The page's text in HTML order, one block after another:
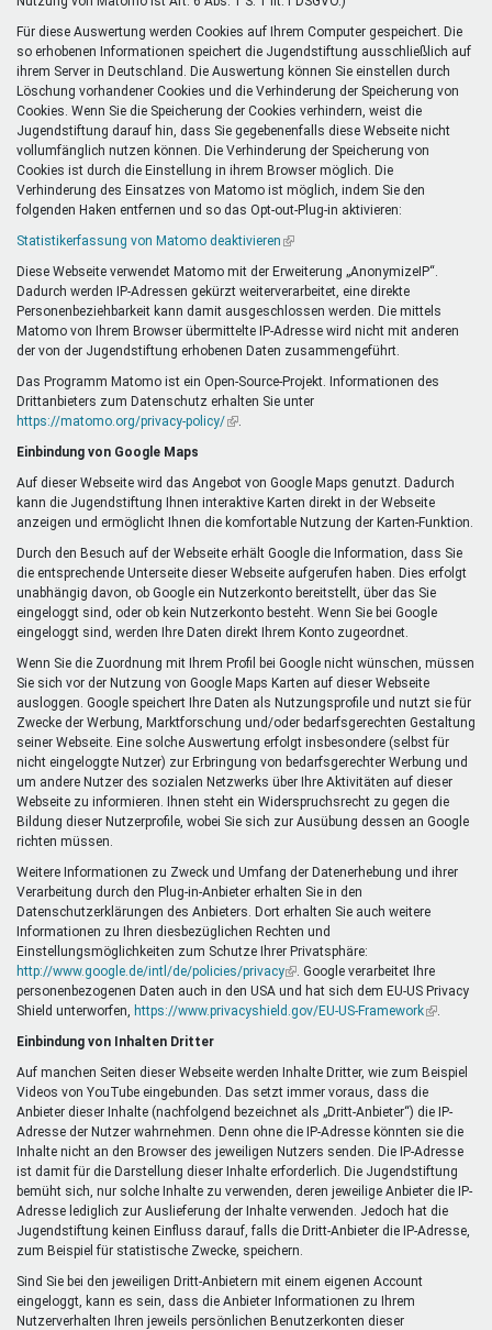
Für diese Auswertung werden Cookies auf Ihrem Computer gespeichert. Die
so erhobenen Informationen speichert die Jugendstiftung ausschließlich auf
ihrem Server in Deutschland. Die Auswertung können Sie einstellen durch
Löschung vorhandener Cookies und die Verhinderung der Speicherung von
Cookies. Wenn Sie die Speicherung der Cookies verhindern, weist die
Jugendstiftung darauf hin, dass Sie gegebenenfalls diese Webseite nicht
vollumfänglich nutzen können. Die Verhinderung der Speicherung von
Cookies ist durch die Einstellung in ihrem Browser möglich. Die
Verhinderung des Einsatzes von Matomo ist möglich, indem Sie den
folgenden Haken entfernen und so das Opt-out-Plug-in aktivieren:
Statistikerfassung von Matomo deaktivieren (Link
extern)
Diese Webseite verwendet Matomo mit der Erweiterung „AnonymizeIP“.
Dadurch werden IP-Adressen gekürzt weiterverarbeitet, eine direkte
Personenbeziehbarkeit kann damit ausgeschlossen werden. Die mittels
Matomo von Ihrem Browser übermittelte IP-Adresse wird nicht mit anderen
der von der Jugendstiftung erhobenen Daten zusammengeführt.
Das Programm Matomo ist ein Open-Source-Projekt. Informationen des
Drittanbieters zum Datenschutz erhalten Sie unter
https://matomo.org/privacy-policy/(Link
Einbindung von Google Maps
Auf dieser Webseite wird das Angebot von Google Maps genutzt. Dadurch
kann die Jugendstiftung Ihnen interaktive Karten direkt in der Webseite
anzeigen und ermöglicht Ihnen die komfortable Nutzung der Karten-Funktion.
Durch den Besuch auf der Webseite erhält Google die Information, dass Sie
die entsprechende Unterseite dieser Webseite aufgerufen haben. Dies erfolgt
unabhängig davon, ob Google ein Nutzerkonto bereitstellt, über das Sie
eingeloggt sind, oder ob kein Nutzerkonto besteht. Wenn Sie bei Google
eingeloggt sind, werden Ihre Daten direkt Ihrem Konto zugeordnet.
Wenn Sie die Zuordnung mit Ihrem Profil bei Google nicht wünschen, müssen
Sie sich vor der Nutzung von Google Maps Karten auf dieser Webseite
ausloggen. Google speichert Ihre Daten als Nutzungsprofile und nutzt sie für
Zwecke der Werbung, Marktforschung und/oder bedarfsgerechten Gestaltung
seiner Webseite. Eine solche Auswertung erfolgt insbesondere (selbst für
nicht eingeloggte Nutzer) zur Erbringung von bedarfsgerechter Werbung und
um andere Nutzer des sozialen Netzwerks über Ihre Aktivitäten auf dieser
Webseite zu informieren. Ihnen steht ein Widerspruchsrecht zu gegen die
Bildung dieser Nutzerprofile, wobei Sie sich zur Ausübung dessen an Google
richten müssen.
Weitere Informationen zu Zweck und Umfang der Datenerhebung und ihrer
Verarbeitung durch den Plug-in-Anbieter erhalten Sie in den
Datenschutzerklärungen des Anbieters. Dort erhalten Sie auch weitere
Informationen zu Ihren diesbezüglichen Rechten und
Einstellungsmöglichkeiten zum Schutze Ihrer Privatsphäre:
http://www.google.de/intl/de/policies/privacy(Link
ist
extern)
. Google verarbeitet Ihre
personenbezogenen Daten auch in den USA und hat sich dem EU-US Privacy
Shield unterworfen,
https://www.privacyshield.gov/EU-US-Framework(Link
Einbindung von Inhalten Dritter
Auf manchen Seiten dieser Webseite werden Inhalte Dritter, wie zum Beispiel
Videos von YouTube eingebunden. Das setzt immer voraus, dass die
Anbieter dieser Inhalte (nachfolgend bezeichnet als „Dritt-Anbieter“) die IP-
Adresse der Nutzer wahrnehmen. Denn ohne die IP-Adresse könnten sie die
Inhalte nicht an den Browser des jeweiligen Nutzers senden. Die IP-Adresse
ist damit für die Darstellung dieser Inhalte erforderlich. Die Jugendstiftung
bemüht sich, nur solche Inhalte zu verwenden, deren jeweilige Anbieter die IP-
Adresse lediglich zur Auslieferung der Inhalte verwenden. Jedoch hat die
Jugendstiftung keinen Einfluss darauf, falls die Dritt-Anbieter die IP-Adresse,
zum Beispiel für statistische Zwecke, speichern.
Sind Sie bei den jeweiligen Dritt-Anbietern mit einem eigenen Account
eingeloggt, kann es sein, dass die Anbieter Informationen zu Ihrem
Nutzerverhalten Ihren jeweils persönlichen Benutzerkonten dieser